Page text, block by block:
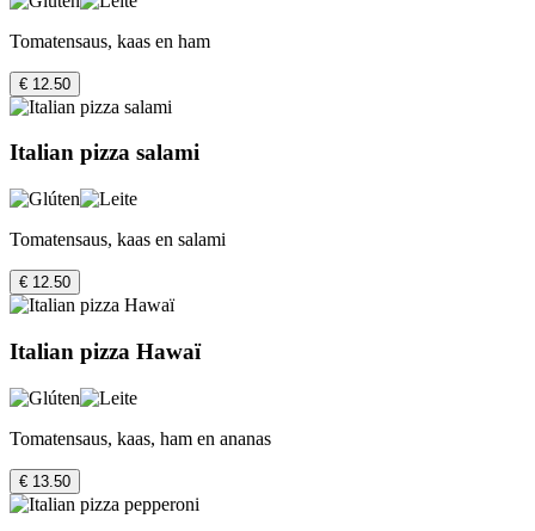
Tomatensaus, kaas en ham
€ 12.50
Italian pizza salami
Tomatensaus, kaas en salami
€ 12.50
Italian pizza Hawaï
Tomatensaus, kaas, ham en ananas
€ 13.50